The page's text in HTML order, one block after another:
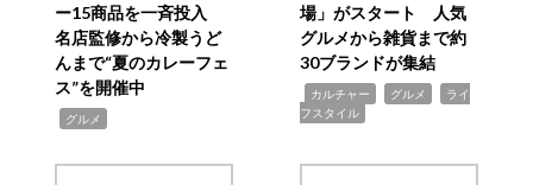
ー15商品を一斉投入
名店監修から冷製うど
んまで“夏のカレーフェ
ス”を開催中
グルメ
場」がスタート 人気
グルメから雑貨まで約
30ブランドが集結
カルチャー グルメ
ライ
フスタイル